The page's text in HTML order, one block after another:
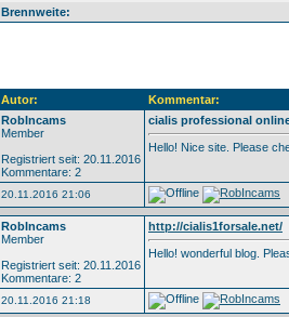
Brennweite:
Autor:
Kommentar:
RobIncams
Member
Registriert seit: 20.11.2016
Kommentare: 2
cialis professional
Hello! Nice site. Please
20.11.2016 21:06
RobIncams
Member
Registriert seit: 20.11.2016
Kommentare: 2
http://cialis1forsale.net/
Hello! wonderful blog.
20.11.2016 21:18